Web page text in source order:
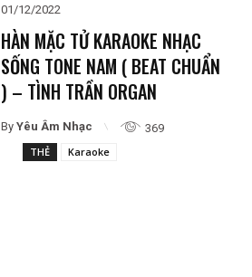
01/12/2022
HÀN MẶC TỬ KARAOKE NHẠC
SỐNG TONE NAM ( BEAT CHUẨN
) – TÌNH TRẦN ORGAN
By Yêu Âm Nhạc
369
THẺ
Karaoke